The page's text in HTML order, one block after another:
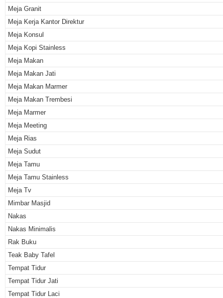
Meja Granit
Meja Kerja Kantor Direktur
Meja Konsul
Meja Kopi Stainless
Meja Makan
Meja Makan Jati
Meja Makan Marmer
Meja Makan Trembesi
Meja Marmer
Meja Meeting
Meja Rias
Meja Sudut
Meja Tamu
Meja Tamu Stainless
Meja Tv
Mimbar Masjid
Nakas
Nakas Minimalis
Rak Buku
Teak Baby Tafel
Tempat Tidur
Tempat Tidur Jati
Tempat Tidur Laci